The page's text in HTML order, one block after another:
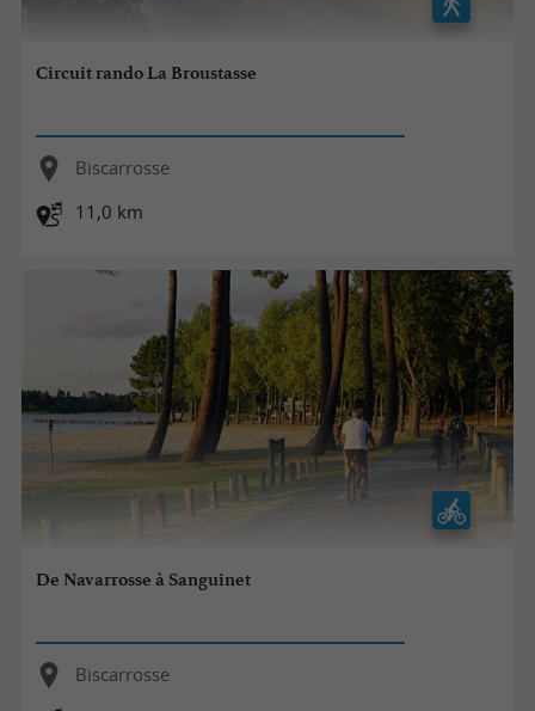
Circuit rando La Broustasse
Biscarrosse
11,0 km
De Navarrosse à Sanguinet
Biscarrosse